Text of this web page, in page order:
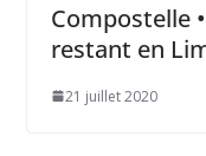
Compostelle
restant en
21 juillet 2020